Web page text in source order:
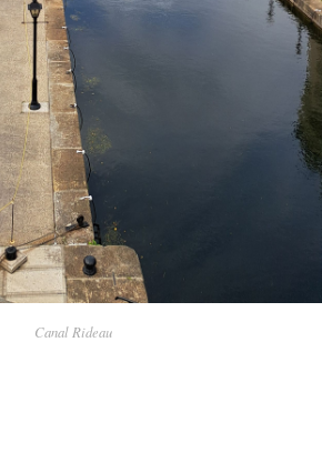
Canal Rideau